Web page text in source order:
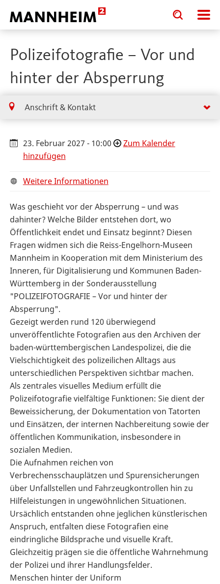
Toggle
search
input
Toggle
search
input
Polizeifotografie – Vor und
hinter der Absperrung
Anschrift & Kontakt
23. Februar 2027 - 10:00
Zum Kalender
hinzufügen
Weitere Informationen
Was geschieht vor der Absperrung – und was
dahinter? Welche Bilder entstehen dort, wo
Öffentlichkeit endet und Einsatz beginnt? Diesen
Fragen widmen sich die Reiss-Engelhorn-Museen
Mannheim in Kooperation mit dem Ministerium des
Inneren, für Digitalisierung und Kommunen Baden-
Württemberg in der Sonderausstellung
"POLIZEIFOTOGRAFIE – Vor und hinter der
Absperrung".
Gezeigt werden rund 120 überwiegend
unveröffentlichte Fotografien aus den Archiven der
baden-württembergischen Landespolizei, die die
Vielschichtigkeit des polizeilichen Alltags aus
unterschiedlichen Perspektiven sichtbar machen.
Als zentrales visuelles Medium erfüllt die
Polizeifotografie vielfältige Funktionen: Sie dient der
Beweissicherung, der Dokumentation von Tatorten
und Einsätzen, der internen Nachbereitung sowie der
öffentlichen Kommunikation, insbesondere in
sozialen Medien.
Die Aufnahmen reichen von
Verbrechensschauplätzen und Spurensicherungen
über Unfallstellen und Fahrzeugkontrollen hin zu
Hilfeleistungen in ungewöhnlichen Situationen.
Ursächlich entstanden ohne jeglichen künstlerischen
Anspruch, entfalten diese Fotografien eine
eindringliche Bildsprache und visuelle Kraft.
Gleichzeitig prägen sie die öffentliche Wahrnehmung
der Polizei und ihrer Handlungsfelder.
Menschen hinter der Uniform